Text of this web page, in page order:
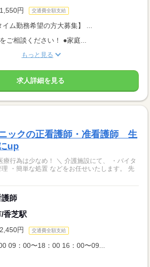
円 交通費全額支給
イム勤務希望の方大募集】 ...
ご相談ください！ ●家庭...
もっと見る
求人詳細を見る
ックの正看護師・准看護師 生
up
！ ＼ 介護施設にて、 ・バイタ
・簡単な処置 などをお任せいたします。 先
師
香芝駅
円 交通費全額支給
09：00〜18：00 16：00〜09...